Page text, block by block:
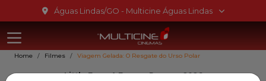
Ir para o conteúdo
Ir para o menu
Águas Lindas/GO - Multicine Águas Lindas
Multicine
Home Filmes Viagem Gelada: O Resgate do Urso Polar
Little Eggs: A Frozen Rescue, 2026